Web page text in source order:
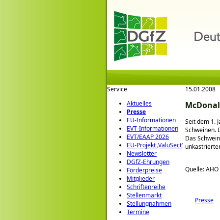
Service
Aktuelles
Presse
EU-Informationen
EVT-Informationen
EVT/EAAP 2026
EU-Projekt ‚ValuSect‘
Newsletter
DGfZ-Ehrungen
Förderpreise
Mitglieder
Schriftenreihe
Stellenmarkt
Stellungnahmen
Termine
15.01.2008
Seit dem 1.
Schweinen.
Das
Quelle: AHO
Presse